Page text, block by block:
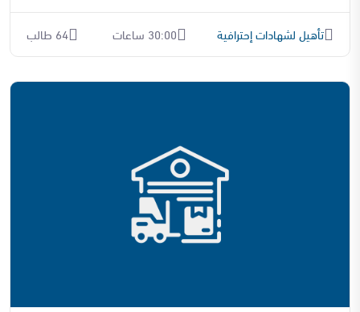
تأهيل لشهادات إحترافية 30:00 ساعات 64 طالب